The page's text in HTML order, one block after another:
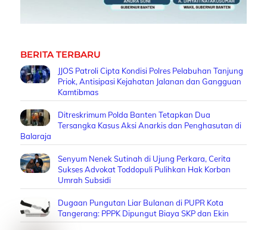
BERITA TERBARU
JJOS Patroli Cipta Kondisi Polres Pelabuhan Tanjung
Priok, Antisipasi Kejahatan Jalanan dan Gangguan
Kamtibmas
Ditreskrimum Polda Banten Tetapkan Dua
Tersangka Kasus Aksi Anarkis dan Penghasutan di
Balaraja
Senyum Nenek Sutinah di Ujung Perkara, Cerita
Sukses Advokat Toddopuli Pulihkan Hak Korban
Umrah Subsidi
Dugaan Pungutan Liar Bulanan di PUPR Kota
Tangerang: PPPK Dipungut Biaya SKP dan Ekin